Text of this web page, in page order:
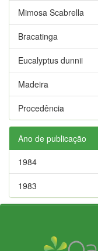
Mimosa Scabrella
Bracatinga
Eucalyptus dunnii
Madeira
Procedência
Ano de publicação
1984
1983